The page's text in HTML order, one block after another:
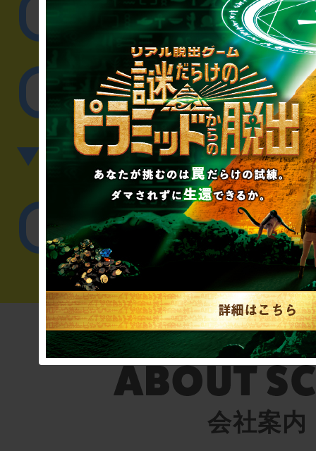
取材に関するお
その他のご相談／
▼英語、中国語でのお問
English／
会社案内